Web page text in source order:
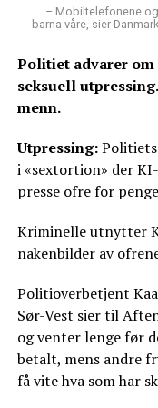
– Mobiltelefonene
barna våre, sier
Politiet advarer
seksuell
menn.
Utpressing:Politiets
i «sextortion» der
presse ofre for
Kriminelle utnytter
nakenbilder av
Politioverbetjent
Sør-Vest sier til
og venter lenge før
betalt, mens andre
få vite hva som har